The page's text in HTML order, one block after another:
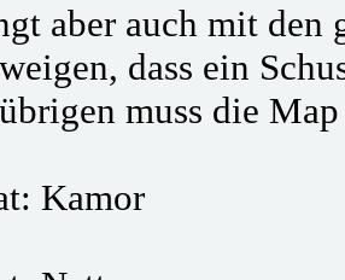
aber auch mit den
dass ein
muss die
Kamor